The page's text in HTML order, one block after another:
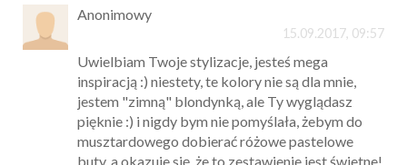
Anonimowy
15.09.2017, 09:57
Uwielbiam Twoje stylizacje, jesteś mega
inspiracją :) niestety, te kolory nie są dla mnie,
jestem "zimną" blondynką, ale Ty wyglądasz
pięknie :) i nigdy bym nie pomyślała, żebym do
musztardowego dobierać różowe pastelowe
buty, a okazuje się, że to zestawienie jest świetne!